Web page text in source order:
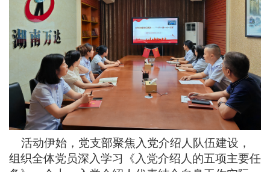
活动伊始，党支部聚焦入党介绍人队伍建设，
组织全体党员深入学习《入党介绍人的五项主要任